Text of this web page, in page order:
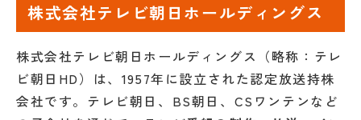
株式会社テレビ朝日ホールディングス
株式会社テレビ朝日ホールディングス（略称：テレ
ビ朝日HD）は、1957年に設立された認定放送持株
会社です。テレビ朝日、BS朝日、CSワンテンなど